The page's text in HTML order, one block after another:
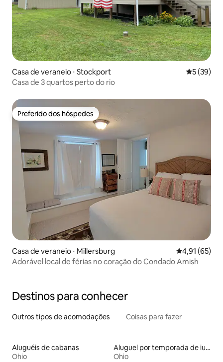
Casa de veraneio ⋅ Stockport 5 de uma
5 (39)
Casa de 3 quartos perto do rio
Preferido dos hóspedes
Preferido dos hóspedes
Casa de veraneio ⋅ Millersburg 4,91 de uma
4,91 (65)
Adorável local de férias no coração do Condado Amish
Destinos para conhecer
Outros tipos de acomodações Coisas para fazer
Aluguéis de cabanas
Ohio
Aluguel por temporada de iurtas
Ohio